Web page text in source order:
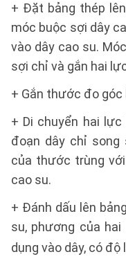
+ Đặt bảng thép
móc buộc sợi dây
vào dây cao su.
sợi chỉ và gắn hai
+ Gắn thước đo góc
+ Di chuyển hai
đoạn dây chỉ song
của thước trùng
cao su.
+ Đánh dấu lên
su, phương của
dụng vào dây, có